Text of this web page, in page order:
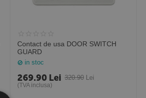
Contact de usa DOOR SWITCH
GUARD
in stoc
320.90 Lei
269.90 Lei
(TVA inclusa)